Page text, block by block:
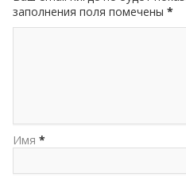
заполнения поля помечены*
Имя *